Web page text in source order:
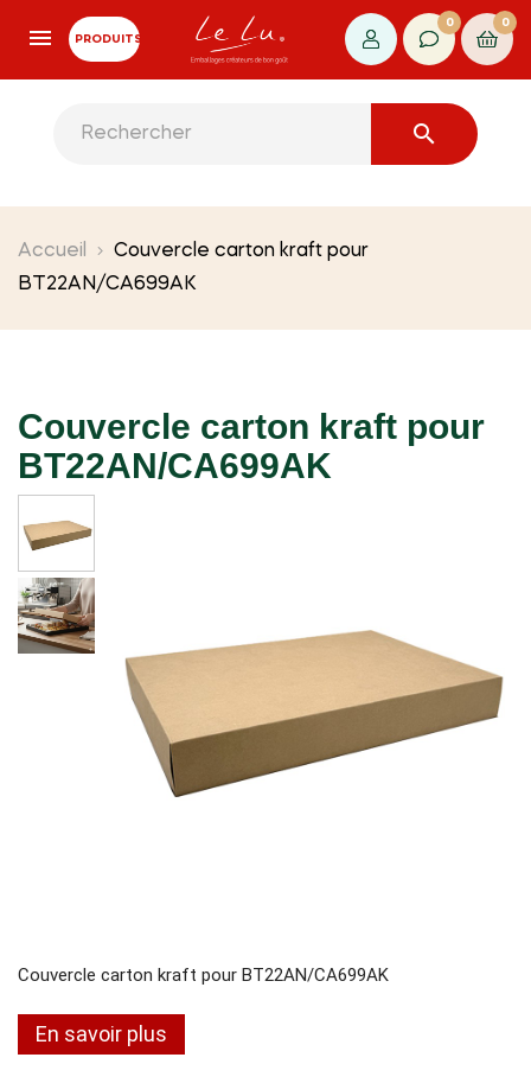
PRODUITS
0 0

Accueil
Couvercle carton kraft pour
BT22AN/CA699AK
Couvercle carton kraft pour
BT22AN/CA699AK
Couvercle carton kraft pour BT22AN/CA699AK
En savoir plus